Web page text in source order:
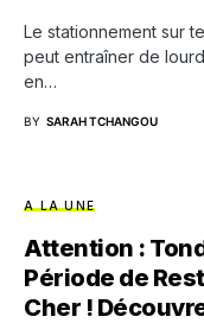
Le stationnement sur
peut entraîner de
en…
BY SARAH TCHANGOU
A LA UNE
Attention :
Période de
Cher !